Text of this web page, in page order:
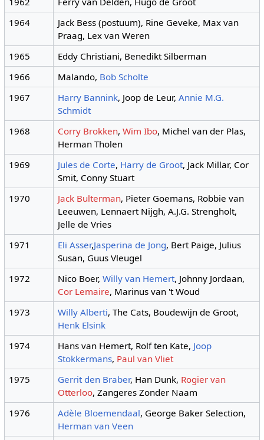
1964
Jack Bess (postuum), Rine Geveke, Max van
Praag, Lex van Weren
1965
Eddy Christiani, Benedikt Silberman
1966
Malando, Bob Scholte
1967
Harry Bannink, Joop de Leur,Annie M.G.
Schmidt
1968
Corry Brokken,Wim Ibo, Michel van der Plas,
Herman Tholen
1969
Jules de Corte, Harry de Groot, Jack Millar, Cor
Smit, Conny Stuart
1970
Jack Bulterman, Pieter Goemans, Robbie van
Leeuwen, Lennaert Nijgh, A.J.G. Strengholt,
Jelle de Vries
1971
Eli Asser,Jasperina de Jong, Bert Paige, Julius
Susan, Guus Vleugel
1972
Nico Boer,Willy van Hemert, Johnny Jordaan,
Cor Lemaire, Marinus van 't Woud
1973
Willy Alberti, The Cats, Boudewijn de Groot,
Henk Elsink
1974
Hans van Hemert, Rolf ten Kate, Joop
Stokkermans, Paul van Vliet
1975
Gerrit den Braber, Han Dunk, Rogier van
Otterloo, Zangeres Zonder Naam
1976
Adèle Bloemendaal, George Baker Selection,
Herman van Veen